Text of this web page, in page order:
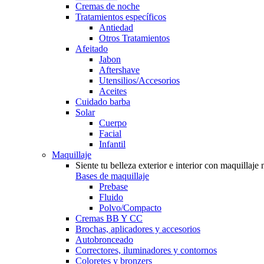
Cremas de noche
Tratamientos específicos
Antiedad
Otros Tratamientos
Afeitado
Jabon
Aftershave
Utensilios/Accesorios
Aceites
Cuidado barba
Solar
Cuerpo
Facial
Infantil
Maquillaje
Siente tu belleza exterior e interior con maquillaje
Bases de maquillaje
Prebase
Fluido
Polvo/Compacto
Cremas BB Y CC
Brochas, aplicadores y accesorios
Autobronceado
Correctores, iluminadores y contornos
Coloretes y bronzers